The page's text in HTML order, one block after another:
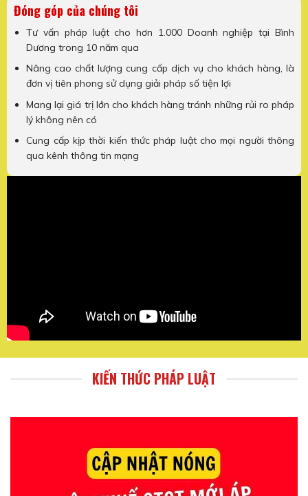
Đóng góp của chúng tôi
Tư vấn pháp luật cho hơn 1.000 Doanh nghiệp tại Bình
Dương trong 10 năm qua
Nâng cao chất lượng cung cấp dịch vụ cho khách hàng, là
đơn vị tiên phong sử dụng giải pháp số tiện lợi
Mang lại giá trị lớn cho khách hàng tránh những rủi ro pháp
lý không nên có
Cung cấp kịp thời kiến thức pháp luật cho mọi người thông
qua kênh thông tin mạng
KIẾN THỨC PHÁP LUẬT